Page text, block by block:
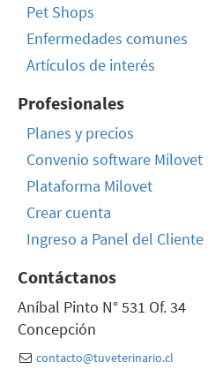
Pet Shops
Enfermedades comunes
Artículos de interés
Profesionales
Planes y precios
Convenio software Milovet
Plataforma Milovet
Crear cuenta
Ingreso a Panel del Cliente
Contáctanos
Aníbal Pinto N° 531 Of. 34
Concepción
contacto@tuveterinario.cl